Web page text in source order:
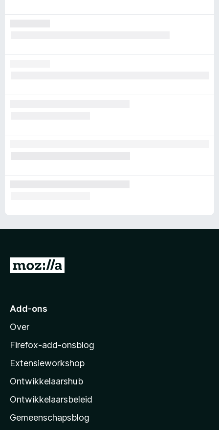
N
r
o
z
l
l
a
s
Add-ons
Over
Firefox-add-onsblog
Extensieworkshop
Ontwikkelaarshub
Ontwikkelaarsbeleid
Gemeenschapsblog